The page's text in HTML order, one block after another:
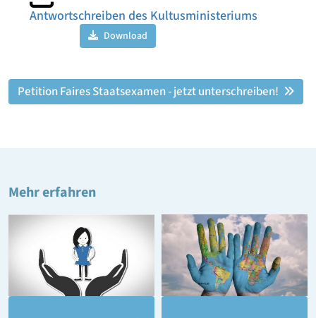
Antwortschreiben des Kultusministeriums
Download
Petition Faires Staatsexamen - jetzt unterschreiben!
Mehr erfahren